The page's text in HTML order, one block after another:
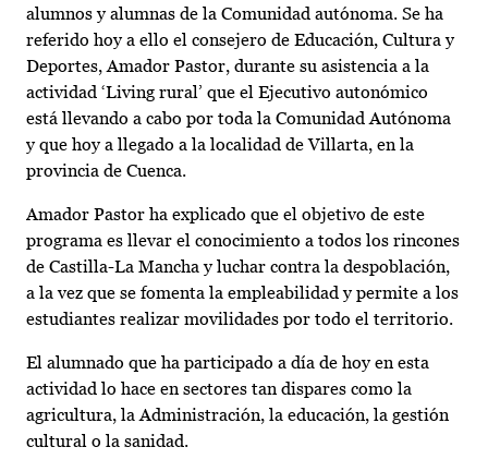
alumnos y alumnas de la Comunidad autónoma. Se ha
referido hoy a ello el consejero de Educación, Cultura y
Deportes, Amador Pastor, durante su asistencia a la
actividad ‘Living rural’ que el Ejecutivo autonómico
está llevando a cabo por toda la Comunidad Autónoma
y que hoy a llegado a la localidad de Villarta, en la
provincia de Cuenca.
Amador Pastor ha explicado que el objetivo de este
programa es llevar el conocimiento a todos los rincones
de Castilla-La Mancha y luchar contra la despoblación,
a la vez que se fomenta la empleabilidad y permite a los
estudiantes realizar movilidades por todo el territorio.
El alumnado que ha participado a día de hoy en esta
actividad lo hace en sectores tan dispares como la
agricultura, la Administración, la educación, la gestión
cultural o la sanidad.